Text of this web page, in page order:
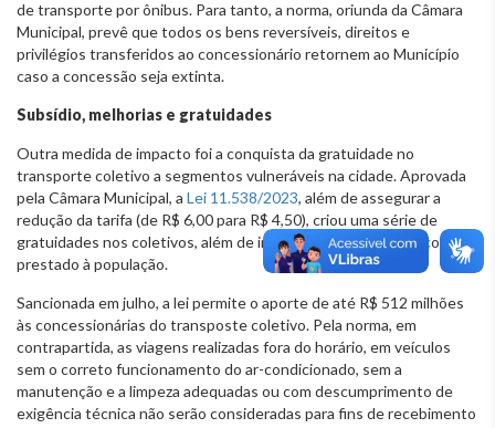
de transporte por ônibus. Para tanto, a norma, oriunda da Câmara
Municipal, prevê que todos os bens reversíveis, direitos e
privilégios transferidos ao concessionário retornem ao Município
caso a concessão seja extinta.
Subsídio, melhorias e gratuidades
Outra medida de impacto foi a conquista da gratuidade no
transporte coletivo a segmentos vulneráveis na cidade. Aprovada
pela Câmara Municipal, a Lei 11.538/2023, além de assegurar a
redução da tarifa (de R$ 6,00 para R$ 4,50), criou uma série de
gratuidades nos coletivos, além de impor melhorias no serviço
prestado à população.
Sancionada em julho, a lei permite o aporte de até R$ 512 milhões
às concessionárias do transposte coletivo. Pela norma, em
contrapartida, as viagens realizadas fora do horário, em veículos
sem o correto funcionamento do ar-condicionado, sem a
manutenção e a limpeza adequadas ou com descumprimento de
exigência técnica não serão consideradas para fins de recebimento